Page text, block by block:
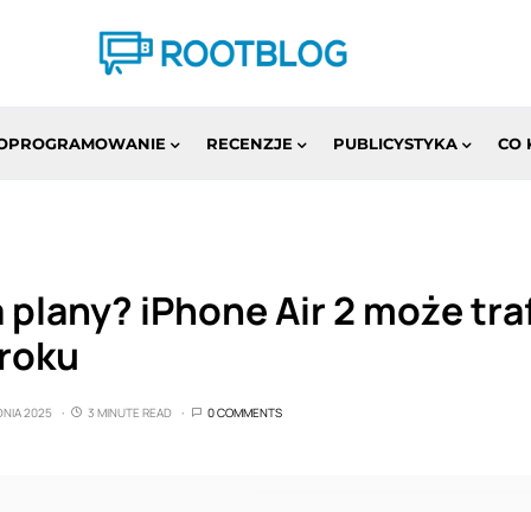
RECENZJE PUBLICYSTYKA CO
iPhone Air 2 może
2025 3 MINUTE READ 0 COMMENTS